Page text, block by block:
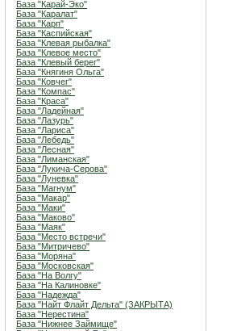
База "Карай-Эко"
База "Каралат"
База "Карп"
База "Каспийская"
База "Клевая рыбалка"
База "Клевое место"
База "Клевый берег"
База "Княгиня Ольга"
База "Ковчег"
База "Компас"
База "Краса"
База "Ладейная"
База "Лазурь"
База "Лариса"
База "Лебедь"
База "Лесная"
База "Лиманская"
База "Лукича-Серова"
База "Луневка"
База "Магнум"
База "Макар"
База "Маки"
База "Маково"
База "Маяк"
База "Место встречи"
База "Митричево"
База "Моряна"
База "Московская"
База "На Волгу"
База "На Калиновке"
База "Надежда"
База "Найт Флайт Дельта" (ЗАКРЫТА)
База "Нерестина"
База "Нижнее Займище"